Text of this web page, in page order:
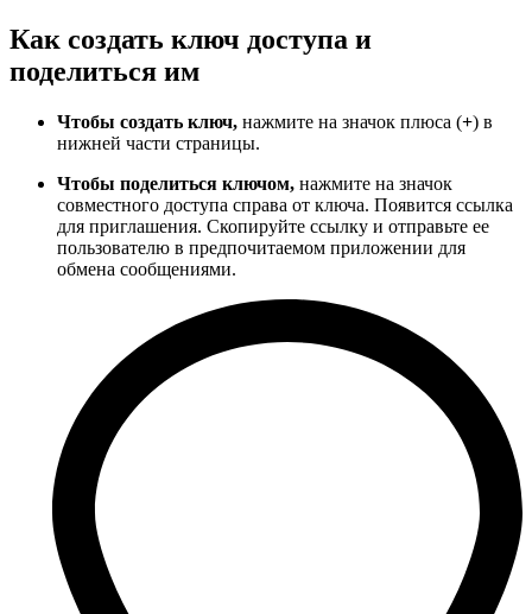
Как создать ключ доступа и
поделиться им
Чтобы создать ключ, нажмите на значок плюса (+) в
нижней части страницы.
Чтобы поделиться ключом, нажмите на значок
совместного доступа справа от ключа. Появится ссылка
для приглашения. Скопируйте ссылку и отправьте ее
пользователю в предпочитаемом приложении для
обмена сообщениями.